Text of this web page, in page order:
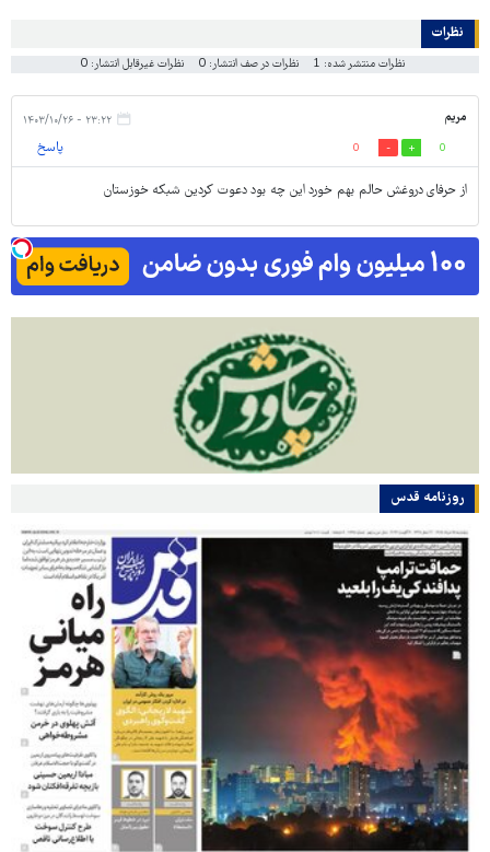
نظرات
نظرات منتشر شده: 1 نظرات در صف انتشار: 0 نظرات غیرقابل انتشار: 0
مریم ۲۳:۲۲ - ۱۴۰۳/۱۰/۲۶
0
0 پاسخ
از حرفای دروغش حالم بهم خورد این چه بود دعوت کردین شبکه خوزستان
روزنامه قدس